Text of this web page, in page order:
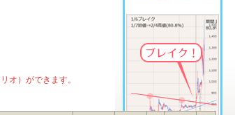
オ）ができます。